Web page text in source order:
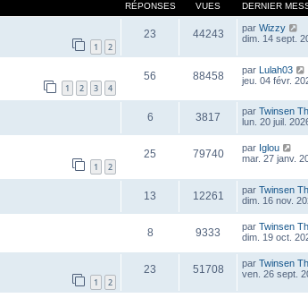
RÉPONSES VUES DERNIER
1 2
23 44243 par Wizzy
dim. 14 sept.
1 2 3 4
56 88458 par Lulah03
jeu. 04 févr.
6 3817 par Twinsen
lun. 20 juil.
1 2
25 79740 par Iglou
mar. 27 janv.
13 12261 par Twinsen
dim. 16 nov.
8 9333 par Twinsen
dim. 19 oct.
1 2
23 51708 par Twinsen
ven. 26 sept.